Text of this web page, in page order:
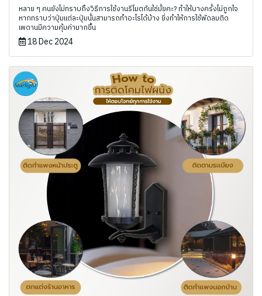
หลาย ๆ คนยังไม่ทราบถึงวิธีการใช้งานรีโมตกันใช่มั้ยคะ? ทำให้บางครั้งไม่ถูกใจ
หากทราบว่าปุ่มแต่ละปุ่มนั้นสามารถทำอะไรได้บ้าง ยิ่งทำให้การใช้พัดลมติด
เพดานมีความคุ้มค่ามากขึ้น
18 Dec 2024